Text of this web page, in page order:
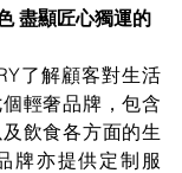
盡顯匠心獨運的
了解顧客對生活
輕奢品牌，包含
飲食各方面的生
牌亦提供定制服